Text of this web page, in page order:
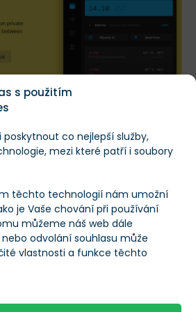
s použitím
co nejlepší služby,
mezi které patří i soubory
těchto technologií nám umožní
je Vaše chování při používání
můžeme náš web dále
odvolání souhlasu může
vlastnosti a funkce těchto
jedním ze zakladatelů projektu
pro Mac, Windows, Linux, iOS.
peněženku přímo v prohlížeči
zaměřit na nějaký z mnoha
autory peněženky.